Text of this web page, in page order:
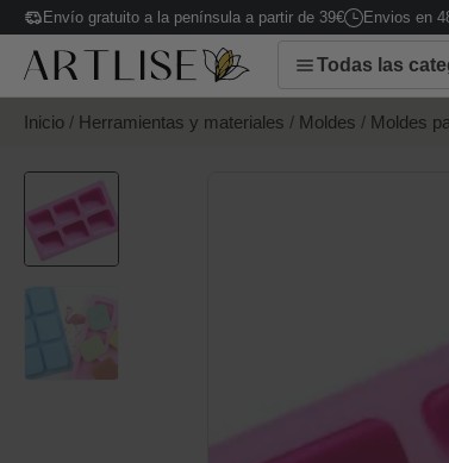
Envío gratuito a la península a partir de 39€ Envios en
Todas las
Inicio / Herramientas y materiales / Moldes / Moldes